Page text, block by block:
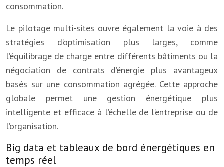
consommation.
Le pilotage multi-sites ouvre également la voie à des
stratégies d’optimisation plus larges, comme
l’équilibrage de charge entre différents bâtiments ou la
négociation de contrats d’énergie plus avantageux
basés sur une consommation agrégée. Cette approche
globale permet une gestion énergétique plus
intelligente et efficace à l’échelle de l’entreprise ou de
l’organisation.
Big data et tableaux de bord énergétiques en
temps réel